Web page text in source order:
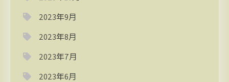
2023年9月
2023年8月
2023年7月
2023年6月